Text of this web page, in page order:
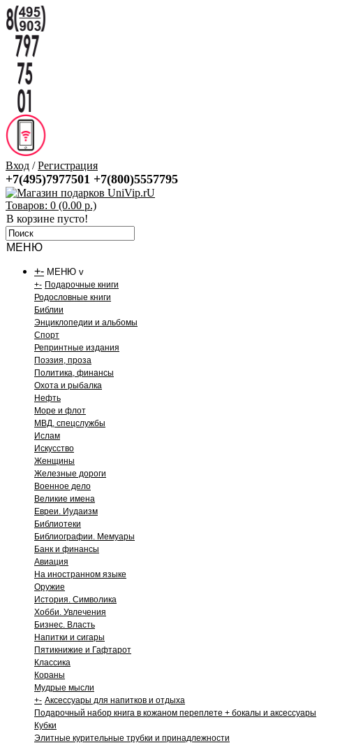
Вход /Регистрация
+7(495)7977501 +7(800)5557795
Товаров: 0 (0.00 р.)
В корзине пусто!
МЕНЮ
+- МЕНЮ v
+- Подарочные книги
Родословные книги
Библии
Энциклопедии и альбомы
Спорт
Репринтные издания
Поэзия, проза
Политика, финансы
Охота и рыбалка
Нефть
Море и флот
МВД, спецслужбы
Ислам
Искусство
Женщины
Железные дороги
Военное дело
Великие имена
Евреи. Иудаизм
Библиотеки
Библиографии. Мемуары
Банк и финансы
Авиация
На иностранном языке
Оружие
История. Символика
Хобби. Увлечения
Бизнес. Власть
Напитки и сигары
Пятикнижие и Гафтарот
Классика
Кораны
Мудрые мысли
+- Аксессуары для напитков и отдыха
Подарочный набор книга в кожаном переплете + бокалы и аксессуары
Кубки
Элитные курительные трубки и принадлежности